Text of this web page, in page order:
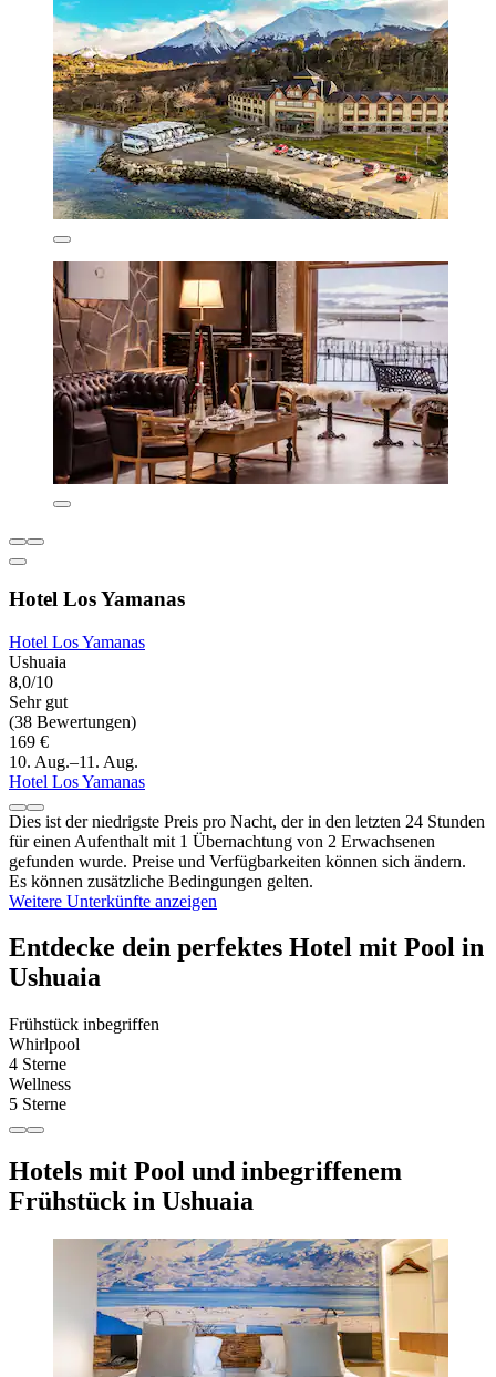
Hotel Los Yamanas
Hotel Los Yamanas
Ushuaia
8,0/10
Sehr gut
(38 Bewertungen)
169 €
10. Aug.–11. Aug.
Hotel Los Yamanas
Dies ist der niedrigste Preis pro Nacht, der in den letzten 24 Stunden
für einen Aufenthalt mit 1 Übernachtung von 2 Erwachsenen
gefunden wurde. Preise und Verfügbarkeiten können sich ändern.
Es können zusätzliche Bedingungen gelten.
Weitere Unterkünfte anzeigen
Entdecke dein perfektes Hotel mit Pool in
Ushuaia
Frühstück inbegriffen
Whirlpool
4 Sterne
Wellness
5 Sterne
Hotels mit Pool und inbegriffenem
Frühstück in Ushuaia